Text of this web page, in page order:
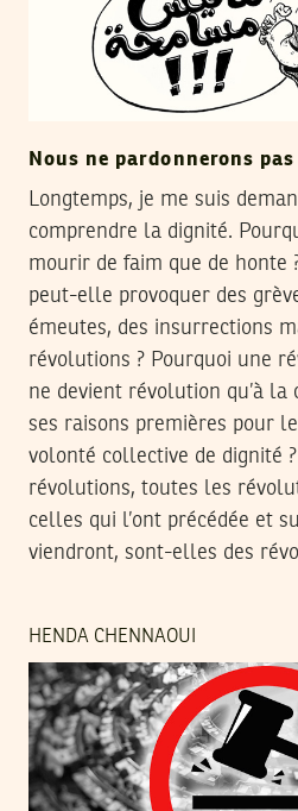
Nous ne pardonnerons pas
Longtemps, je me suis
comprendre la dignité.
mourir de faim que de honte
peut-elle provoquer des
émeutes, des insurrections
révolutions ? Pourquoi une
ne devient révolution qu’à la
ses raisons premières pour
volonté collective de dignité
révolutions, toutes les
celles qui l’ont précédée et
viendront, sont-elles des
HENDA CHENNAOUI